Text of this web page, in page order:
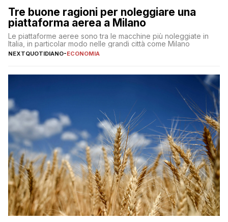
Tre buone ragioni per noleggiare una
piattaforma aerea a Milano
Le piattaforme aeree sono tra le macchine più noleggiate in
Italia, in particolar modo nelle grandi città come Milano
NEXTQUOTIDIANO-ECONOMIA